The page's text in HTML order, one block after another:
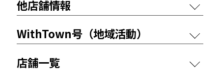
他店舗情報
WithTown号（地域活動）
店舗一覧